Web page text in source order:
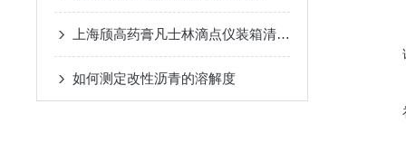
上海颀高药膏凡士林滴点仪装箱清单包含哪些
如何测定改性沥青的溶解度